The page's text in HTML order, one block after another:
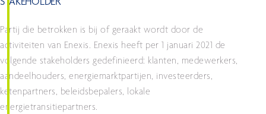
STAKEHOLDER
Partij die betrokken is bij of geraakt wordt door de
activiteiten van Enexis. Enexis heeft per 1 januari 2021 de
volgende stakeholders gedefinieerd: klanten, medewerkers,
aandeelhouders, energiemarktpartijen, investeerders,
ketenpartners, beleidsbepalers, lokale
energietransitiepartners.